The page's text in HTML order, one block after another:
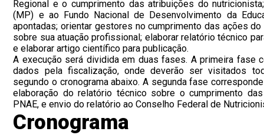
Regional e o cumprimento das atribuições do
(MP) e ao Fundo Nacional de Desenvolvimento da
apontadas; orientar gestores no cumprimento das ações
sobre sua atuação profissional; elaborar relatório técnico
e elaborar artigo científico para publicação.
A execução será dividida em duas fases. A primeira fase
dados pela fiscalização, onde deverão ser visitados
segundo o cronograma abaixo. A segunda fase
elaboração do relatório técnico sobre o cumprimento
PNAE, e envio do relatório ao Conselho Federal de
Cronograma